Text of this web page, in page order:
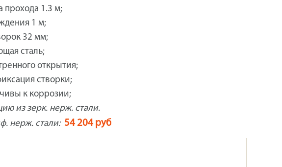
прохода 1.3 м;
1 м;
32 мм;
сталь;
открытия;
створки;
к коррозии;
из зерк. нерж. стали.
нерж. стали: 54 204 руб